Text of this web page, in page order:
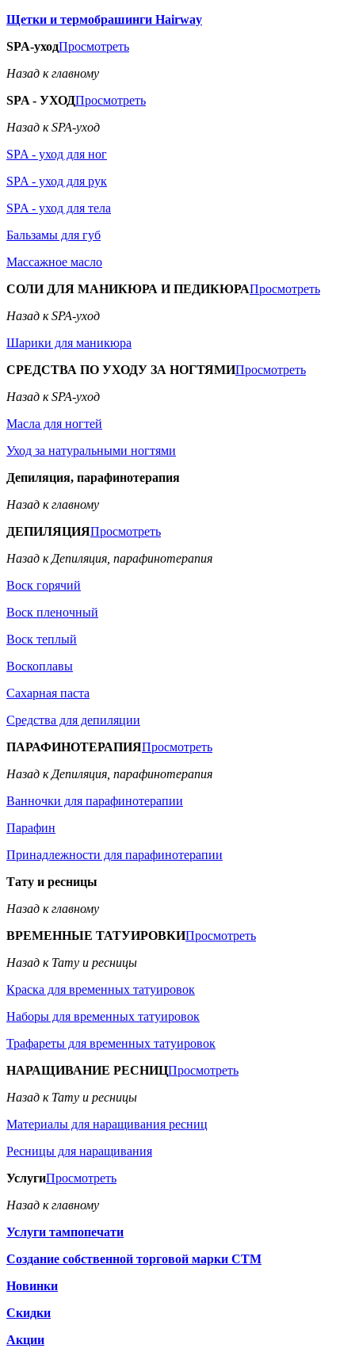
Щетки и термобрашинги Hairway
SPA-уходПросмотреть
Назад к главному
SPA - УХОДПросмотреть
Назад к SPA-уход
SPA - уход для ног
SPA - уход для рук
SPA - уход для тела
Бальзамы для губ
Массажное масло
СОЛИ ДЛЯ МАНИКЮРА И ПЕДИКЮРАПросмотреть
Назад к SPA-уход
Шарики для маникюра
СРЕДСТВА ПО УХОДУ ЗА НОГТЯМИПросмотреть
Назад к SPA-уход
Масла для ногтей
Уход за натуральными ногтями
Депиляция, парафинотерапия
Назад к главному
ДЕПИЛЯЦИЯПросмотреть
Назад к Депиляция, парафинотерапия
Воск горячий
Воск пленочный
Воск теплый
Воскоплавы
Сахарная паста
Средства для депиляции
ПАРАФИНОТЕРАПИЯПросмотреть
Назад к Депиляция, парафинотерапия
Ванночки для парафинотерапии
Парафин
Принадлежности для парафинотерапии
Тату и ресницы
Назад к главному
ВРЕМЕННЫЕ ТАТУИРОВКИПросмотреть
Назад к Тату и ресницы
Краска для временных татуировок
Наборы для временных татуировок
Трафареты для временных татуировок
НАРАЩИВАНИЕ РЕСНИЦПросмотреть
Назад к Тату и ресницы
Материалы для наращивания ресниц
Ресницы для наращивания
УслугиПросмотреть
Назад к главному
Услуги тампопечати
Создание собственной торговой марки СТМ
Новинки
Скидки
Акции